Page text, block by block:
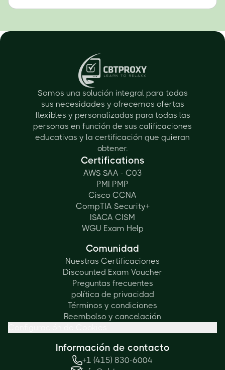
Somos una solución integral para todas
sus necesidades y ofrecemos ofertas
flexibles y personalizadas para todas las
personas en función de sus calificaciones
educativas y la certificación que quieran
obtener.
Certifications
AWS SAA - C03
PMI PMP
Cisco CCNA
CompTIA Security+
ISACA CISM
WGU Exam Help
Comunidad
Nuestras Certificaciones
Discounted Exam Voucher
Preguntas frecuentes
política de privacidad
Términos y condiciones
Reembolso y cancelación
Información de contacto
+1 (415) 830-6004